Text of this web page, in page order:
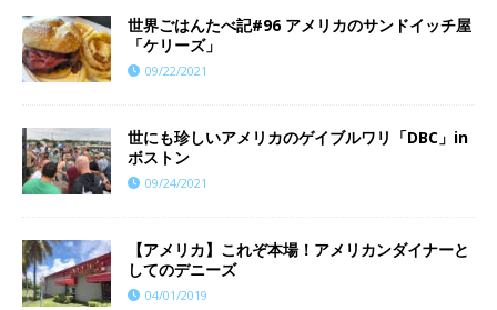
世界ごはんたべ記#96 アメリカのサンドイッチ屋
「ケリーズ」
09/22/2021
世にも珍しいアメリカのゲイブルワリ「DBC」in
ボストン
09/24/2021
【アメリカ】これぞ本場！アメリカンダイナーと
してのデニーズ
04/01/2019